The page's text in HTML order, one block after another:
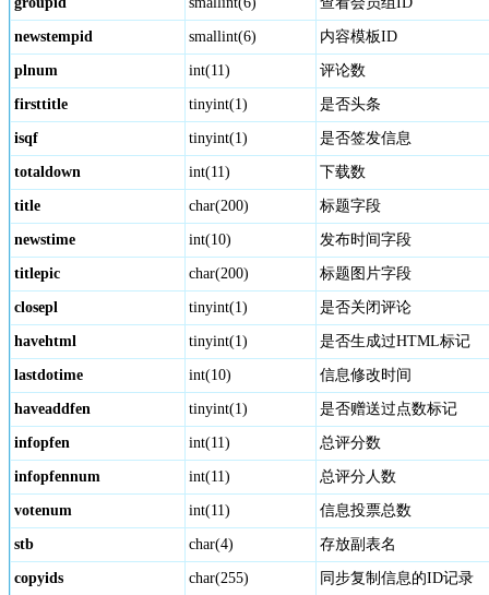
newstempid smallint(6) 内容模板ID
plnum int(11) 评论数
firsttitle tinyint(1) 是否头条
isqf tinyint(1) 是否签发信息
totaldown int(11) 下载数
title char(200) 标题字段
newstime int(10) 发布时间字段
titlepic char(200) 标题图片字段
closepl tinyint(1) 是否关闭评论
havehtml tinyint(1) 是否生成过HTML标记
lastdotime int(10) 信息修改时间
haveaddfen tinyint(1) 是否赠送过点数标记
infopfen int(11) 总评分数
infopfennum int(11) 总评分人数
votenum int(11) 信息投票总数
stb char(4) 存放副表名
copyids char(255) 同步复制信息的ID记录